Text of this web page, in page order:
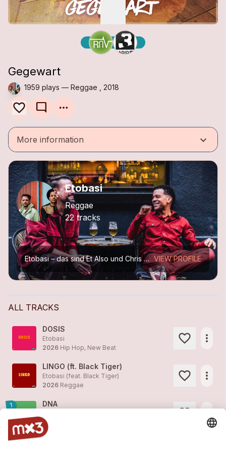
Gegewart
1959 plays — Reggae , 2018
mode_comment
More information keyboard_arrow_down
Etobasi
Reggae
22 tracks
Etobasi – das sind Et Also und Chris Obasi. Zwei, die selten gleicher Meinung sind – und genau da wird’s spannend. Et ist der Freak, sucht Druck und atemberaubende Flows, Chris ist laid-back, sucht... VIEW PROFILE
ALL TRACKS
DOSIS
Etobasi
2026 Hip Hop, New Beat
more_horiz
LINGO (ft. Black Tiger)
Etobasi (feat. Black Tiger)
2026 Reggae
more_horiz
1 DNA
2026